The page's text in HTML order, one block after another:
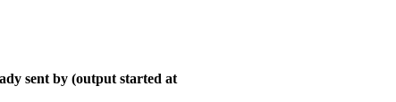
sent by (output started at